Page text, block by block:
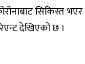
सिकिस्त
देखिएको छ ।